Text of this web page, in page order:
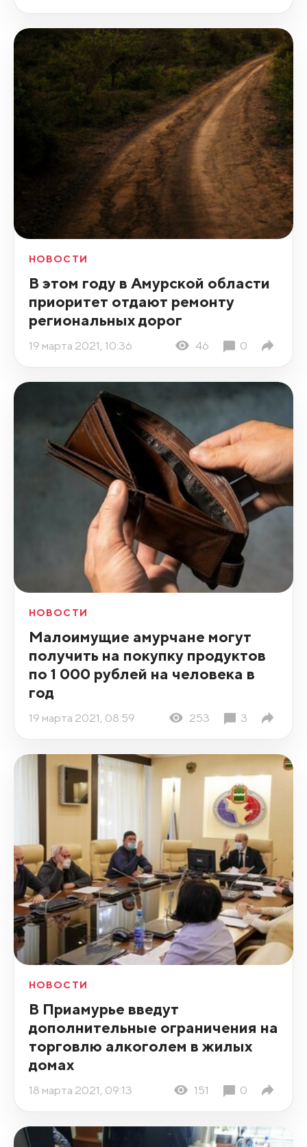
НОВОСТИ
В этом году в Амурской области
приоритет отдают ремонту
региональных дорог
19 марта 2021, 10:36 46 0
НОВОСТИ
Малоимущие амурчане могут
получить на покупку продуктов
по 1 000 рублей на человека в
год
19 марта 2021, 08:59 253 3
НОВОСТИ
В Приамурье введут
дополнительные ограничения на
торговлю алкоголем в жилых
домах
18 марта 2021, 09:13 151 0